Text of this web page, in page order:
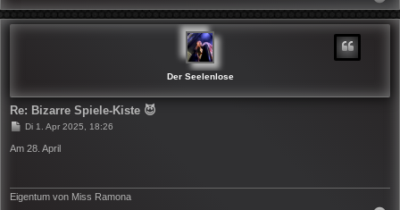
C
Der Seelenlose
Re: Bizarre Spiele-Kiste 😈
B
i
g
Di 1. Apr 2025, 18:26
Am 28. April
Eigentum von Miss Ramona